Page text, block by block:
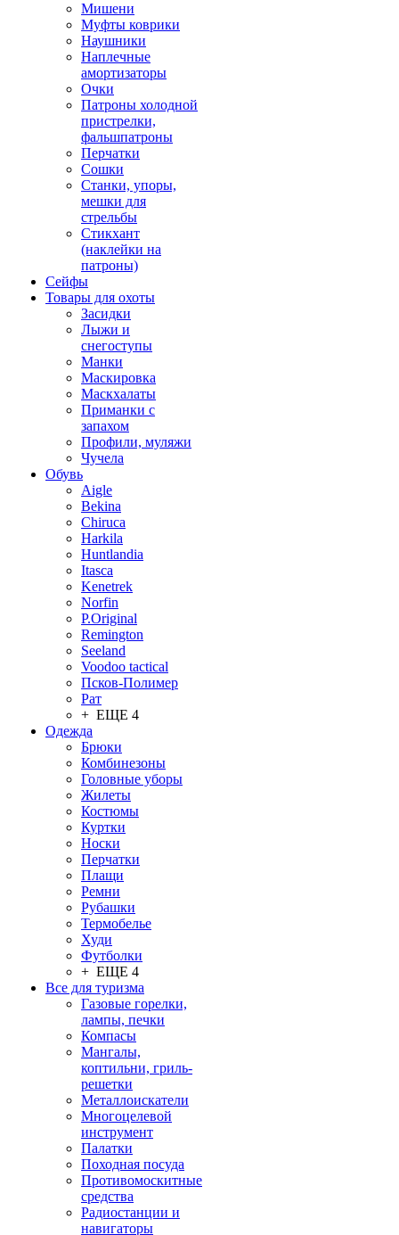
Мишени
Муфты коврики
Наушники
Наплечные
амортизаторы
Очки
Патроны холодной
пристрелки,
фальшпатроны
Перчатки
Сошки
Станки, упоры,
мешки для
стрельбы
Стикхант
(наклейки на
патроны)
Сейфы
Товары для охоты
Засидки
Лыжи и
снегоступы
Манки
Маскировка
Маскхалаты
Приманки с
запахом
Профили, муляжи
Чучела
Обувь
Aigle
Bekina
Chiruсa
Harkila
Huntlandia
Itasca
Kenetrek
Norfin
P.Original
Remington
Seeland
Voodoo tactical
Псков-Полимер
Рат
+ ЕЩЕ 4
Одежда
Брюки
Комбинезоны
Головные уборы
Жилеты
Костюмы
Куртки
Носки
Перчатки
Плащи
Ремни
Рубашки
Термобелье
Худи
Футболки
+ ЕЩЕ 4
Все для туризма
Газовые горелки,
лампы, печки
Компасы
Мангалы,
коптильни, гриль-
решетки
Металлоискатели
Многоцелевой
инструмент
Палатки
Походная посуда
Противомоскитные
средства
Радиостанции и
навигаторы